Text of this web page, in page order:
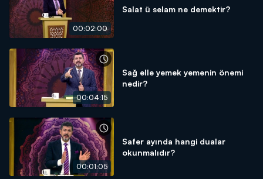
00:02:00
Salat ü selam ne demektir?
00:04:15
Sağ elle yemek yemenin önemi
nedir?
00:01:05
Safer ayında hangi dualar
okunmalıdır?